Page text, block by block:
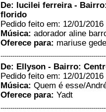
De: lucilei ferreira -
florido
Pedido feito em: 12/01/
Música: adorador aline
Oferece para: mariuse
De: Ellyson - Bairro:
Pedido feito em: 12/01/
Música: Quem é esse/
Oferece para: Yadt